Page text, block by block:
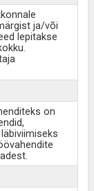
ja/või
lepitakse
on